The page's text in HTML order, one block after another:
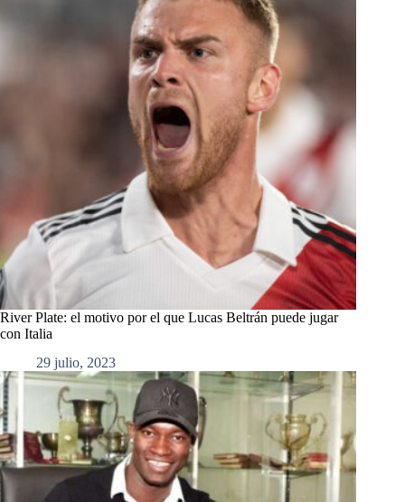
River Plate: el motivo por el que Lucas Beltrán puede jugar
con Italia
29 julio, 2023